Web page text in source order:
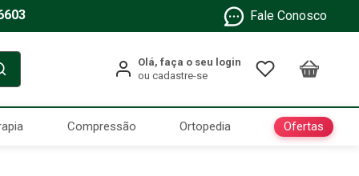
Fale Conosco
Compressão Ortopedia Ofertas